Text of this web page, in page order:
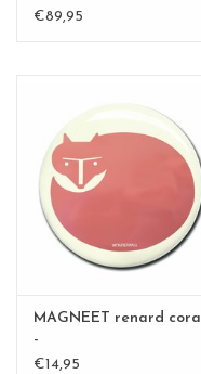
medium
€89,95
MAGNEET renard coral
-
€14,95